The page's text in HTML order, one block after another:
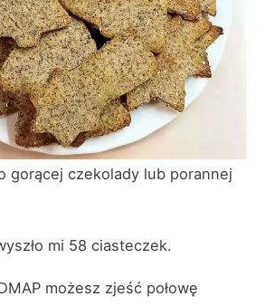
gorącej czekolady lub porannej
mi 58 ciasteczek.
możesz zjeść połowę